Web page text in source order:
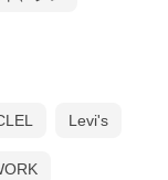
Levi's